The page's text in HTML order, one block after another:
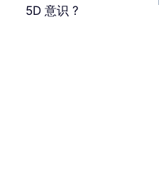
导
5D 意识 ?